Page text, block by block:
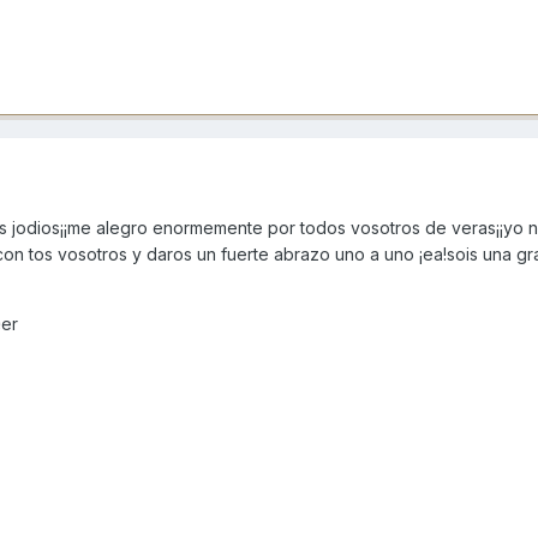
alegro enormemente por todos vosotros de veras¡¡yo
tos vosotros y daros un fuerte abrazo uno a uno ¡ea!sois una